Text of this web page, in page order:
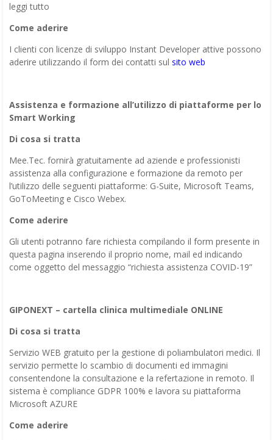
leggi tutto
Come aderire
I clienti con licenze di sviluppo Instant Developer attive possono
aderire utilizzando il form dei contatti sul sito web
Assistenza e formazione all’utilizzo di piattaforme per lo
Smart Working
Di cosa si tratta
Mee.Tec. fornirà gratuitamente ad aziende e professionisti
assistenza alla configurazione e formazione da remoto per
l’utilizzo delle seguenti piattaforme: G-Suite, Microsoft Teams,
GoToMeeting e Cisco Webex.
Come aderire
Gli utenti potranno fare richiesta compilando il form presente in
questa pagina inserendo il proprio nome, mail ed indicando
come oggetto del messaggio “richiesta assistenza COVID-19”
GIPONEXT – cartella clinica multimediale ONLINE
Di cosa si tratta
Servizio WEB gratuito per la gestione di poliambulatori medici. Il
servizio permette lo scambio di documenti ed immagini
consentendone la consultazione e la refertazione in remoto. Il
sistema è compliance GDPR 100% e lavora su piattaforma
Microsoft AZURE
Come aderire